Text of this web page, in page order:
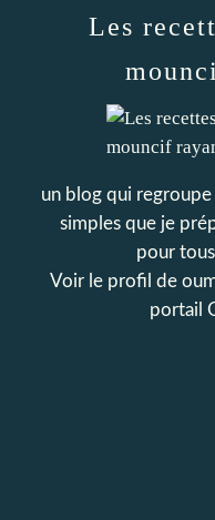
Les
un blog qui
simples que je
pour
Voir le profil de
portail